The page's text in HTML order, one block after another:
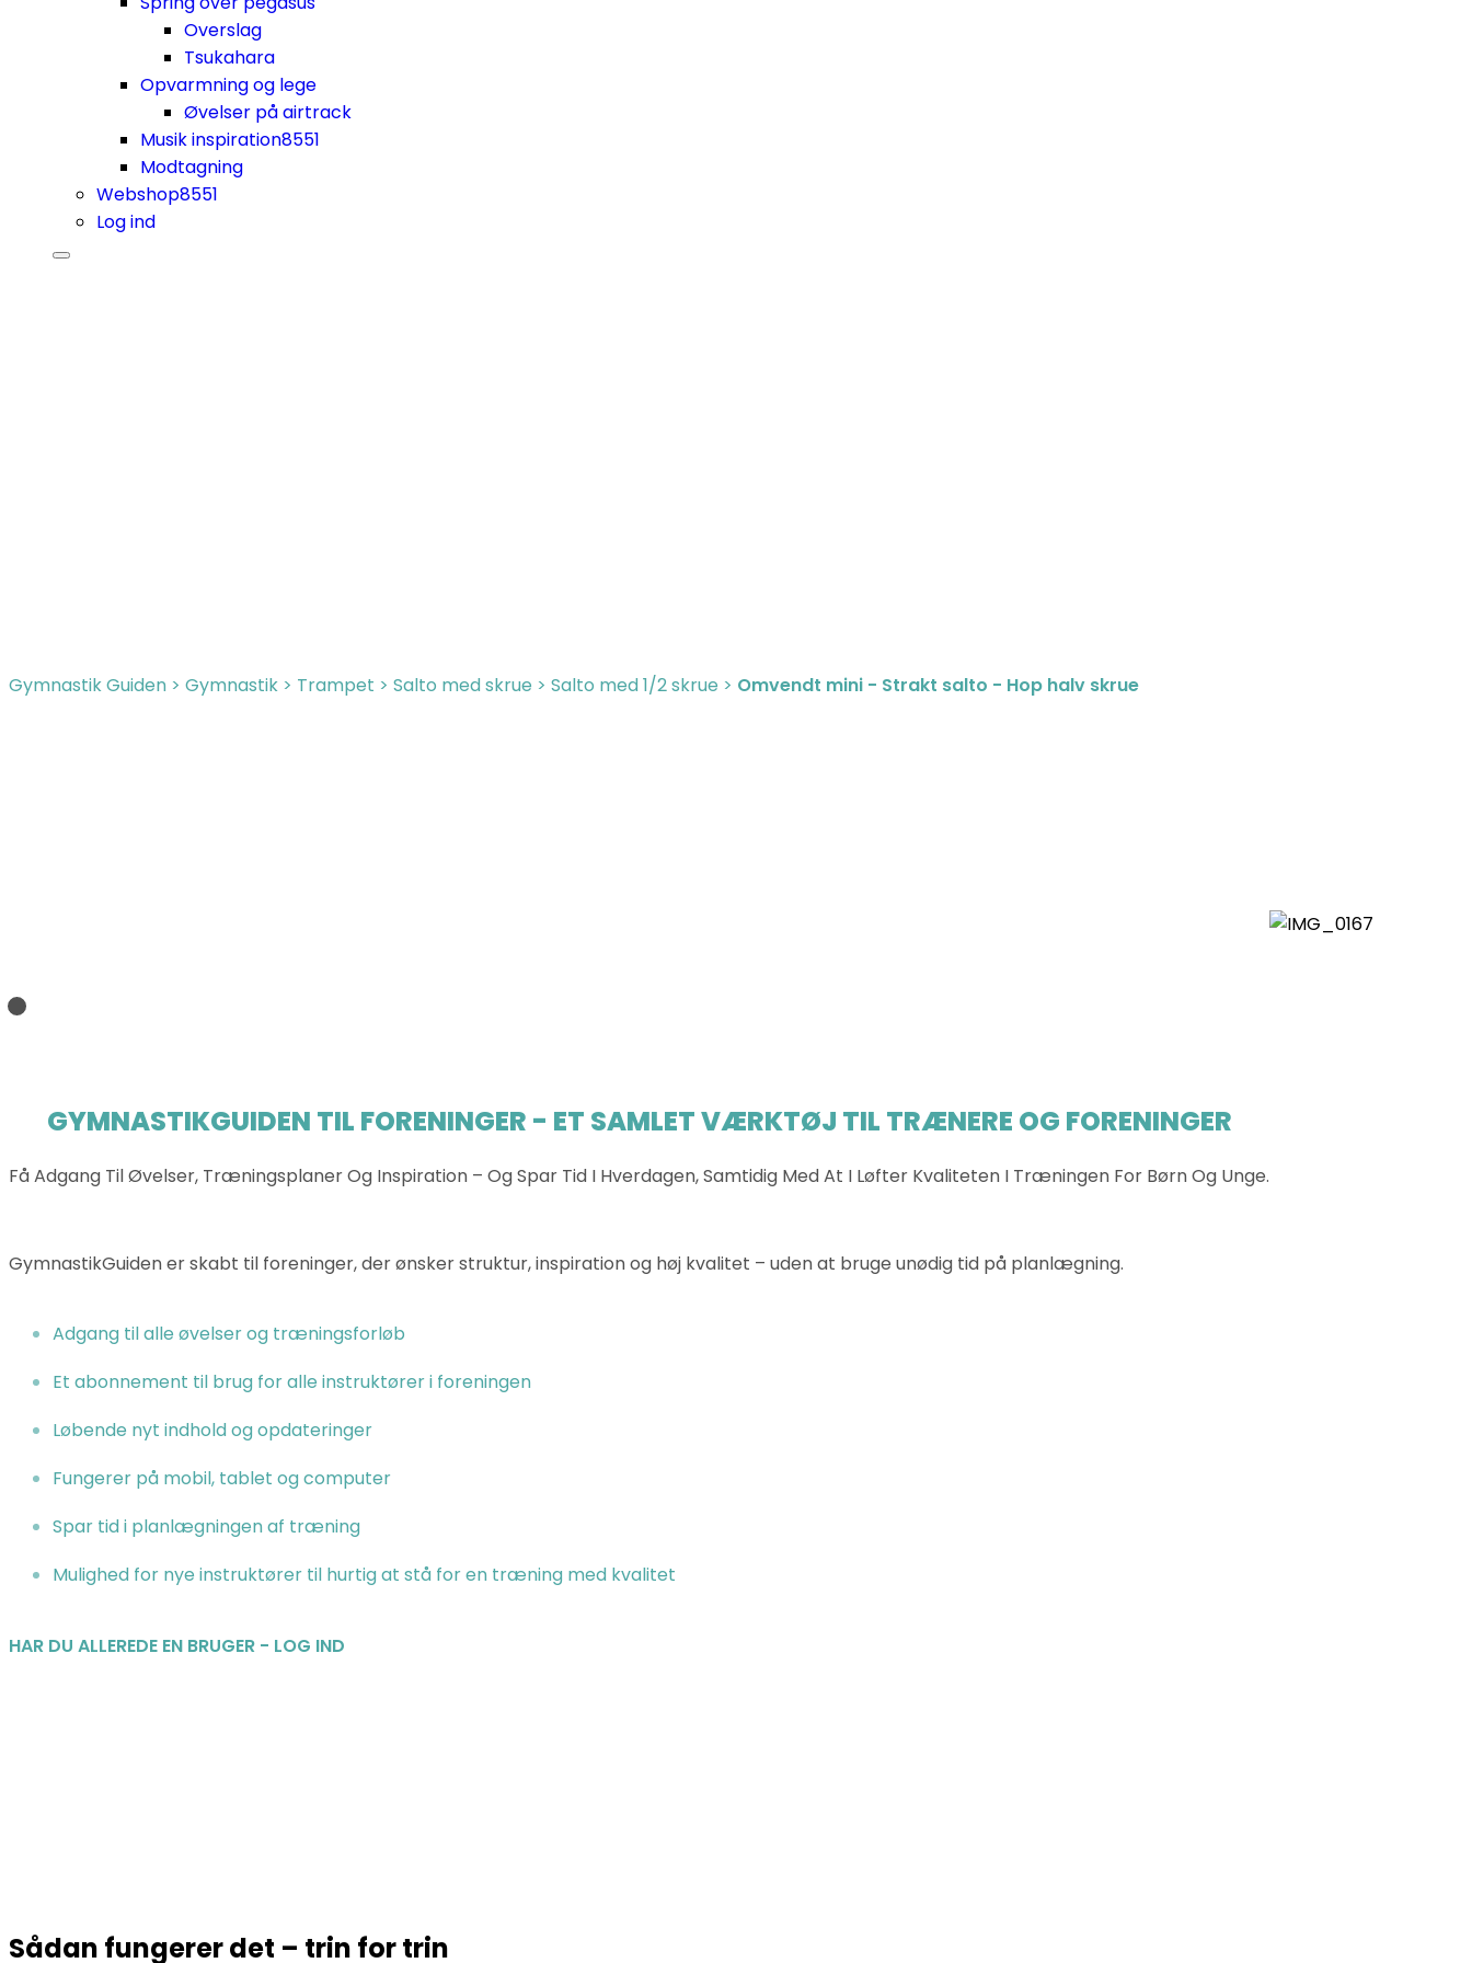
Overslag
Tsukahara
Opvarmning og lege
Øvelser på airtrack
Musik inspiration8551
Modtagning
Webshop8551
Log ind
Gymnastik Guiden > Gymnastik > Trampet > Salto med skrue > Salto med 1/2 skrue > Omvendt mini - Strakt salto - Hop halv skrue
GYMNASTIKGUIDEN TIL FORENINGER - ET SAMLET VÆRKTØJ TIL TRÆNERE OG FORENINGER
Få Adgang Til Øvelser, Træningsplaner Og Inspiration – Og Spar Tid I Hverdagen, Samtidig Med At I Løfter Kvaliteten I Træningen For Børn Og Unge.
GymnastikGuiden er skabt til foreninger, der ønsker struktur, inspiration og høj kvalitet – uden at bruge unødig tid på planlægning.
Adgang til alle øvelser og træningsforløb
Et abonnement til brug for alle instruktører i foreningen
Løbende nyt indhold og opdateringer
Fungerer på mobil, tablet og computer
Spar tid i planlægningen af træning
Mulighed for nye instruktører til hurtig at stå for en træning med kvalitet
HAR DU ALLEREDE EN BRUGER - LOG IND
Sådan fungerer det – trin for trin